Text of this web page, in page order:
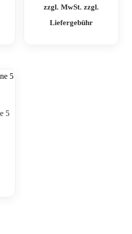
zzgl. MwSt. zzgl.
Liefergebühr
5